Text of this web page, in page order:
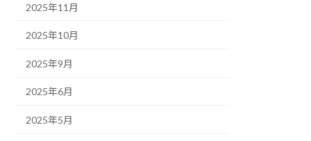
2025年11月
2025年10月
2025年9月
2025年6月
2025年5月